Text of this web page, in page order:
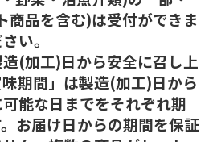
商品を含む)は受付ができま
い。
(加工)日から安全に召し上
期間」は製造(加工)日から
能な日までをそれぞれ期
お届け日からの期間を保証